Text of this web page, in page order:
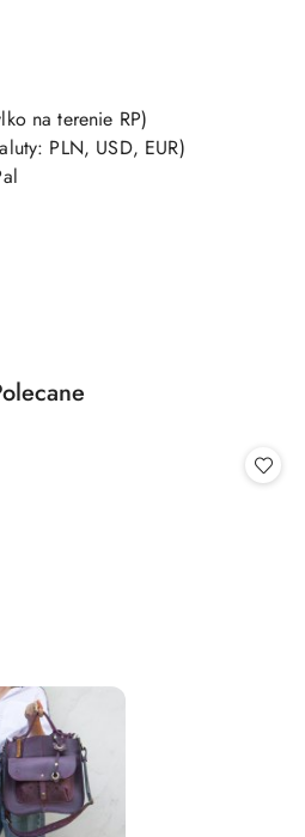
na terenie RP)
PLN, USD, EUR)